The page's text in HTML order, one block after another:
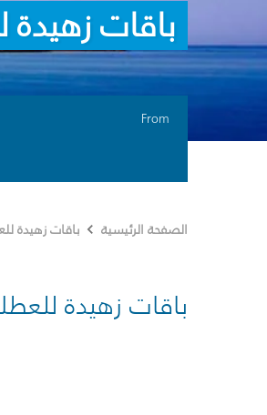
باقات
From
الصفحة الرئيسية باقات زهيدة
باقات زهيدة